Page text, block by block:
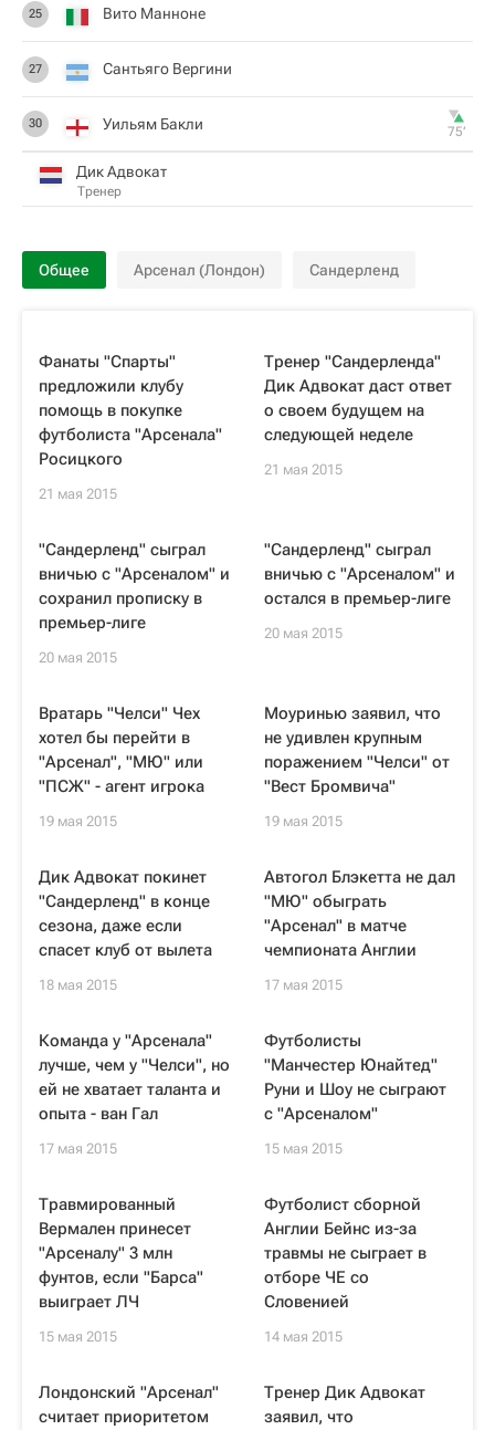
25 Вито Манноне
27 Сантьяго Вергини
30 Уильям Бакли 75‎’‎
Дик Адвокат
Тренер
Общее Арсенал (Лондон) Сандерленд
Фанаты "Спарты"
предложили клубу
помощь в покупке
футболиста "Арсенала"
Росицкого
21 мая 2015
Тренер "Сандерленда"
Дик Адвокат даст ответ
о своем будущем на
следующей неделе
21 мая 2015
"Сандерленд" сыграл
вничью с "Арсеналом" и
сохранил прописку в
премьер-лиге
20 мая 2015
"Сандерленд" сыграл
вничью с "Арсеналом" и
остался в премьер-лиге
20 мая 2015
Вратарь "Челси" Чех
хотел бы перейти в
"Арсенал", "МЮ" или
"ПСЖ" - агент игрока
19 мая 2015
Моуринью заявил, что
не удивлен крупным
поражением "Челси" от
"Вест Бромвича"
19 мая 2015
Дик Адвокат покинет
"Сандерленд" в конце
сезона, даже если
спасет клуб от вылета
18 мая 2015
Автогол Блэкетта не дал
"МЮ" обыграть
"Арсенал" в матче
чемпионата Англии
17 мая 2015
Команда у "Арсенала"
лучше, чем у "Челси", но
ей не хватает таланта и
опыта - ван Гал
17 мая 2015
Футболисты
"Манчестер Юнайтед"
Руни и Шоу не сыграют
с "Арсеналом"
15 мая 2015
Травмированный
Вермален принесет
"Арсеналу" 3 млн
фунтов, если "Барса"
выиграет ЛЧ
15 мая 2015
Футболист сборной
Англии Бейнс из-за
травмы не сыграет в
отборе ЧЕ со
Словенией
14 мая 2015
Лондонский "Арсенал"
считает приоритетом
Тренер Дик Адвокат
заявил, что